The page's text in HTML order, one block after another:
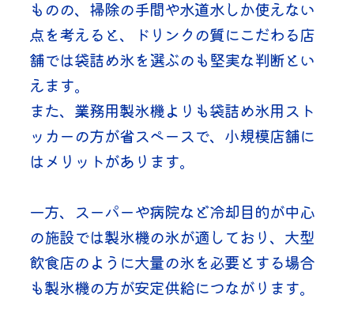
ものの、掃除の手間や水道水しか使えない
点を考えると、ドリンクの質にこだわる店
舗では袋詰め氷を選ぶのも堅実な判断とい
えます。
また、業務用製氷機よりも袋詰め氷用スト
ッカーの方が省スペースで、小規模店舗に
はメリットがあります。
一方、スーパーや病院など冷却目的が中心
の施設では製氷機の氷が適しており、大型
飲食店のように大量の氷を必要とする場合
も製氷機の方が安定供給につながります。